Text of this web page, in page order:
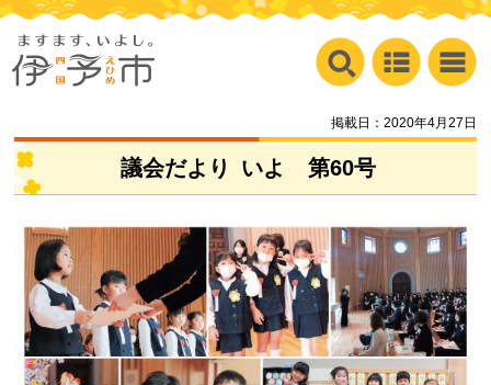
掲載日：2020年4月27日
議会だより いよ 第60号